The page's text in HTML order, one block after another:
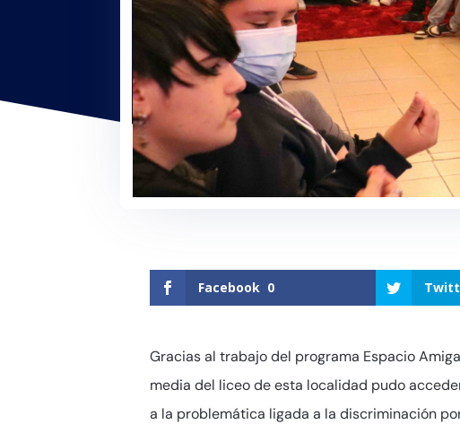
Facebook 0
Gracias al trabajo del programa Espacio
media del liceo de esta localidad pudo
a la problemática ligada a la discriminación